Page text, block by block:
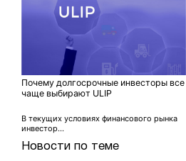
Новости по теме
Почему долгосрочные инвесторы все
чаще выбирают ULIP
В текущих условиях финансового рынка
инвестор...